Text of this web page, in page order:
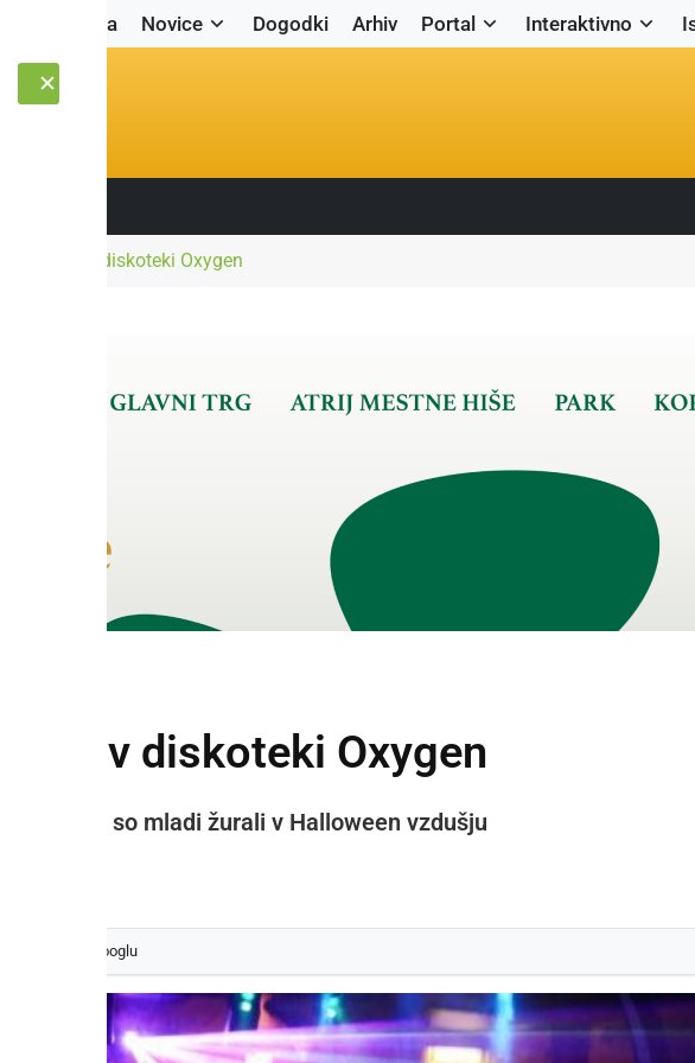
Naslovnica Novice Dogodki Arhiv Portal Interaktivno
party v diskoteki Oxygen
v diskoteki Oxygen
so mladi žurali v Halloween vzdušju
ob 12:19
vir na Googlu